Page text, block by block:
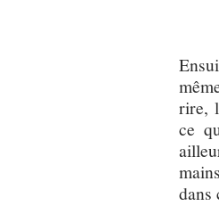
rire,
ce
dans